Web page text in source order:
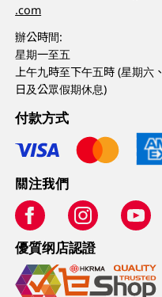
.com
辦公時間:
星期一至五
上午九時至下午五時 (星期六、
日及公眾假期休息)
付款方式
關注我們
優質纲店認證